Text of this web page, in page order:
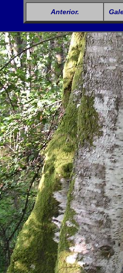
Anterior.